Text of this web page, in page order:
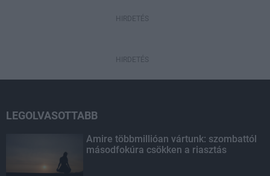
HIRDETÉS
HIRDETÉS
LEGOLVASOTTABB
Amire többmillióan vártunk: szombattól
másodfokúra csökken a riasztás